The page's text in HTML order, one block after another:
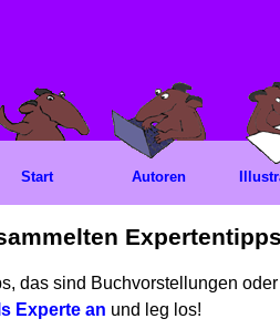
Expertentipps
das sind Buchvorstellungen
Experte an und leg los!
Start Autoren